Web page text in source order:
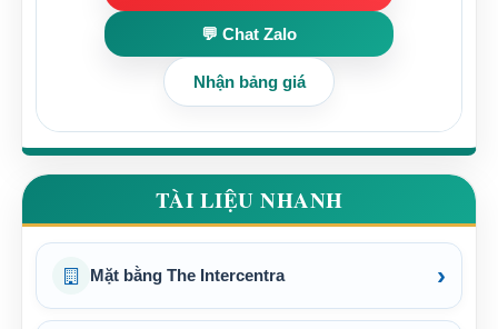
💬 Chat Zalo
Nhận bảng giá
TÀI LIỆU NHANH
Mặt bằng The Intercentra ›